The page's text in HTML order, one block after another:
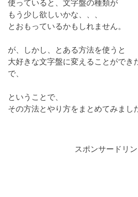
使っていると、文字盤の種類が
もう少し欲しいかな、、、
とおもっているかもしれません。
が、しかし、とある方法を使うと
大好きな文字盤に変えることができ
で、
ということで、
その方法とやり方をまとめてみまし
スポンサードリン